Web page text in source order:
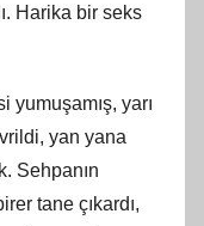
Harika bir seks
yumuşamış, yarı
yan yana
Sehpanın
tane çıkardı,